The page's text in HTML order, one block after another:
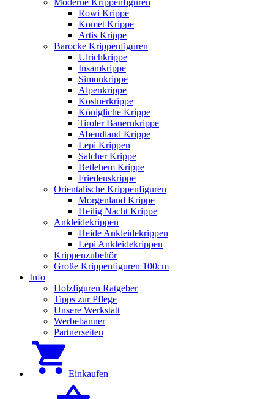
Moderne Krippenfiguren
Rowi Krippe
Komet Krippe
Artis Krippe
Barocke Krippenfiguren
Ulrichkrippe
Insamkrippe
Simonkrippe
Alpenkrippe
Kostnerkrippe
Königliche Krippe
Tiroler Bauernkrippe
Abendland Krippe
Lepi Krippen
Salcher Krippe
Betlehem Krippe
Friedenskrippe
Orientalische Krippenfiguren
Morgenland Krippe
Heilig Nacht Krippe
Ankleidekrippen
Heide Ankleidekrippen
Lepi Ankleidekrippen
Krippenzubehör
Große Krippenfiguren 100cm
Info
Holzfiguren Ratgeber
Tipps zur Pflege
Unsere Werkstatt
Werbebanner
Partnerseiten
Einkaufen